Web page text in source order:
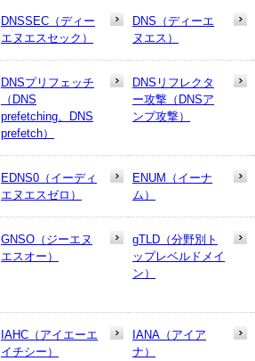
DNSSEC（ディー
エヌエスセック）
DNS（ディーエ
ヌエス）
DNSプリフェッチ
（DNS
prefetching、DNS
prefetch）
DNSリフレクタ
ー攻撃（DNSア
ンプ攻撃）
EDNS0（イーディ
エヌエスゼロ）
ENUM（イーナ
ム）
GNSO（ジーエヌ
エスオー）
gTLD（分野別ト
ップレベルドメイ
ン）
IAHC（アイエーエ
イチシー）
IANA（アイア
ナ）